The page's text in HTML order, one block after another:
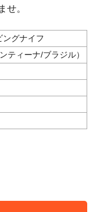
せ。
ングナイフ
ティーナ/ブラジル）